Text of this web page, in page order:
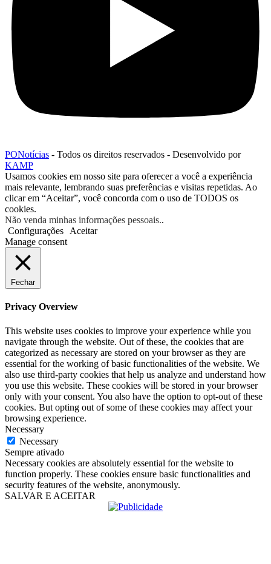
PONotícias - Todos os direitos reservados - Desenvolvido por
KAMP
Usamos cookies em nosso site para oferecer a você a experiência
mais relevante, lembrando suas preferências e visitas repetidas. Ao
clicar em “Aceitar”, você concorda com o uso de TODOS os
cookies.
Não venda minhas informações pessoais..
Configurações
Aceitar
Manage consent
Fechar
Privacy Overview
This website uses cookies to improve your experience while you
navigate through the website. Out of these, the cookies that are
categorized as necessary are stored on your browser as they are
essential for the working of basic functionalities of the website. We
also use third-party cookies that help us analyze and understand how
you use this website. These cookies will be stored in your browser
only with your consent. You also have the option to opt-out of these
cookies. But opting out of some of these cookies may affect your
browsing experience.
Necessary
Necessary
Sempre ativado
Necessary cookies are absolutely essential for the website to
function properly. These cookies ensure basic functionalities and
security features of the website, anonymously.
SALVAR E ACEITAR